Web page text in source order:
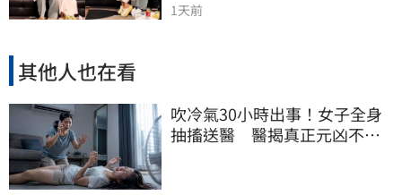
1天前
其他人也在看
吹冷氣30小時出事！女子全身
抽搐送醫 醫揭真正元凶不是